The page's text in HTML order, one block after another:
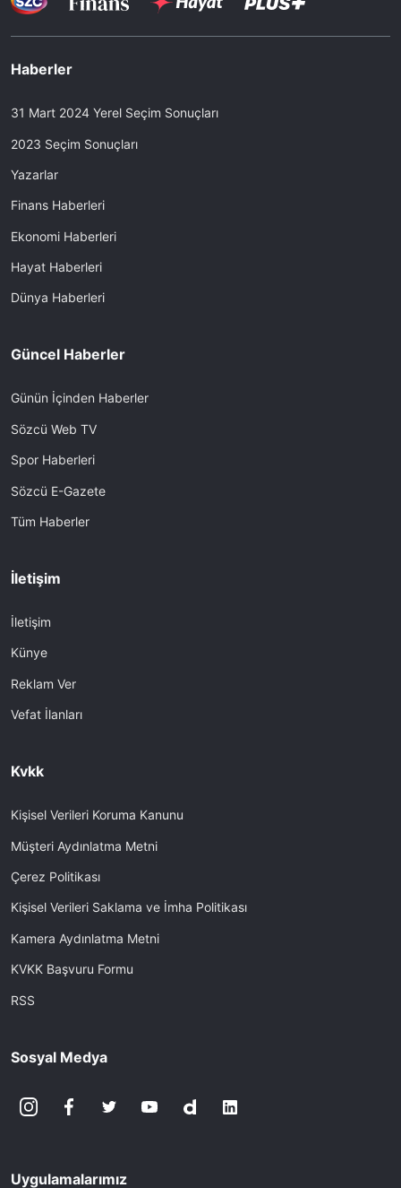
Haberler
31 Mart 2024 Yerel Seçim Sonuçları
2023 Seçim Sonuçları
Yazarlar
Finans Haberleri
Ekonomi Haberleri
Hayat Haberleri
Dünya Haberleri
Güncel Haberler
Günün İçinden Haberler
Sözcü Web TV
Spor Haberleri
Sözcü E-Gazete
Tüm Haberler
İletişim
İletişim
Künye
Reklam Ver
Vefat İlanları
Kvkk
Kişisel Verileri Koruma Kanunu
Müşteri Aydınlatma Metni
Çerez Politikası
Kişisel Verileri Saklama ve İmha Politikası
Kamera Aydınlatma Metni
KVKK Başvuru Formu
RSS
Sosyal Medya
Uygulamalarımız